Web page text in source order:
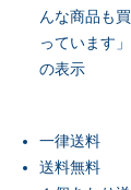
んな商品も買
っています」
の表示
一律送料
送料無料